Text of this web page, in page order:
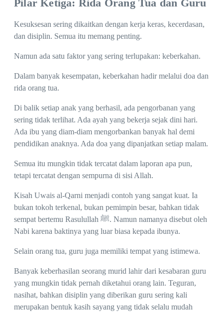
Pilar Ketiga: Rida Orang Tua dan Guru
Kesuksesan sering dikaitkan dengan kerja keras, kecerdasan,
dan disiplin. Semua itu memang penting.
Namun ada satu faktor yang sering terlupakan: keberkahan.
Dalam banyak kesempatan, keberkahan hadir melalui doa dan
rida orang tua.
Di balik setiap anak yang berhasil, ada pengorbanan yang
sering tidak terlihat. Ada ayah yang bekerja sejak dini hari.
Ada ibu yang diam-diam mengorbankan banyak hal demi
pendidikan anaknya. Ada doa yang dipanjatkan setiap malam.
Semua itu mungkin tidak tercatat dalam laporan apa pun,
tetapi tercatat dengan sempurna di sisi Allah.
Kisah Uwais al-Qarni menjadi contoh yang sangat kuat. Ia
bukan tokoh terkenal, bukan pemimpin besar, bahkan tidak
sempat bertemu Rasulullah ﷺ. Namun namanya disebut oleh
Nabi karena baktinya yang luar biasa kepada ibunya.
Selain orang tua, guru juga memiliki tempat yang istimewa.
Banyak keberhasilan seorang murid lahir dari kesabaran guru
yang mungkin tidak pernah diketahui orang lain. Teguran,
nasihat, bahkan disiplin yang diberikan guru sering kali
merupakan bentuk kasih sayang yang tidak selalu mudah